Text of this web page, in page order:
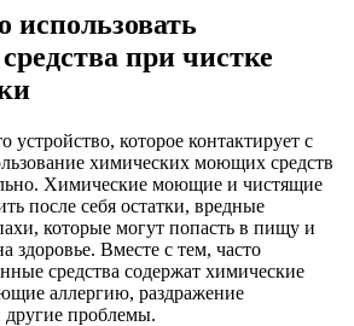
при чистке
которое контактирует с
химических моющих средств
Химические моющие и чистящие
после себя остатки, вредные
которые могут попасть в пищу и
здоровье. Вместе с тем, часто
средства содержат химические
аллергию, раздражение
проблемы.